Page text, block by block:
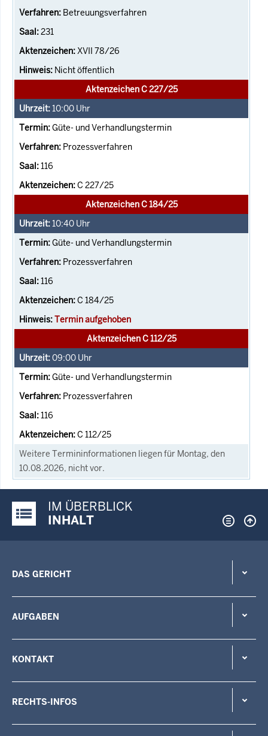
Betreuungsverfahren
231
XVII 78/26
Nicht öffentlich
Aktenzeichen C 227/25
10:00 Uhr
Güte- und Verhandlungstermin
Prozessverfahren
116
C 227/25
Aktenzeichen C 184/25
10:40 Uhr
Güte- und Verhandlungstermin
Prozessverfahren
116
C 184/25
Termin aufgehoben
Aktenzeichen C 112/25
09:00 Uhr
Güte- und Verhandlungstermin
Prozessverfahren
116
C 112/25
Weitere Termininformationen liegen für Montag, den
10.08.2026, nicht vor.
Justiz-Portal im Überblick:
IM ÜBERBLICK
INHALT
DAS GERICHT
AUFGABEN
KONTAKT
RECHTS-INFOS